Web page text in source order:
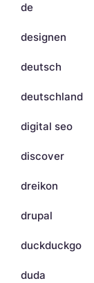
de
designen
deutsch
deutschland
digital seo
discover
dreikon
drupal
duckduckgo
duda